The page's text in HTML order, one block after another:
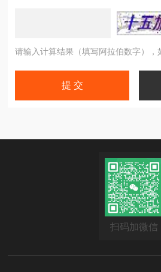
请输入计算结果（填写阿拉伯数字），
扫码加微信